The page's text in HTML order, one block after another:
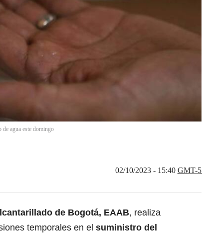
agua este domingo
02/10/2023 - 15:40 GMT-5
de Bogotá, EAAB, realiza
temporales en el suministro del